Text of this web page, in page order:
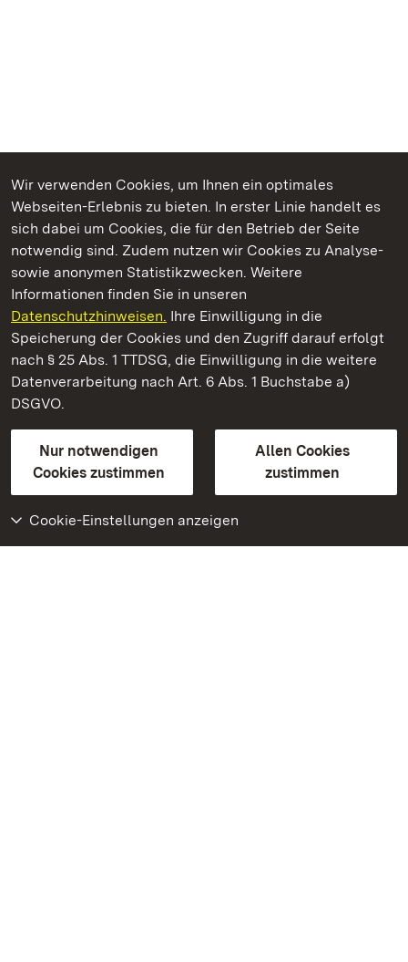
Wir verwenden Cookies, um Ihnen ein optimales
Webseiten-Erlebnis zu bieten. In erster Linie handelt es
sich dabei um Cookies, die für den Betrieb der Seite
notwendig sind. Zudem nutzen wir Cookies zu Analyse-
sowie anonymen Statistikzwecken. Weitere
Informationen finden Sie in unseren
Datenschutzhinweisen. Ihre Einwilligung in die
Speicherung der Cookies und den Zugriff darauf erfolgt
nach § 25 Abs. 1 TTDSG, die Einwilligung in die weitere
Datenverarbeitung nach Art. 6 Abs. 1 Buchstabe a)
DSGVO.
Nur notwendigen
Cookies zustimmen
Allen Cookies
zustimmen
Cookie-Einstellungen anzeigen
Kommen. Staunen. Genießen.
Residenzschloss Ludwigsburg
Staatliche Schlösser und Gärten Baden-Württemberg
Kontakt
GebärdenspracheLeichte Sprache
Erklärung zur Barrierefreiheit
BITV-konform (geprüfte Seiten)
Weiteres